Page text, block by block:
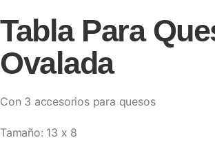
Tabla Para
Ovalada
Con 3 accesorios para quesos
Tamaño: 13 x 8